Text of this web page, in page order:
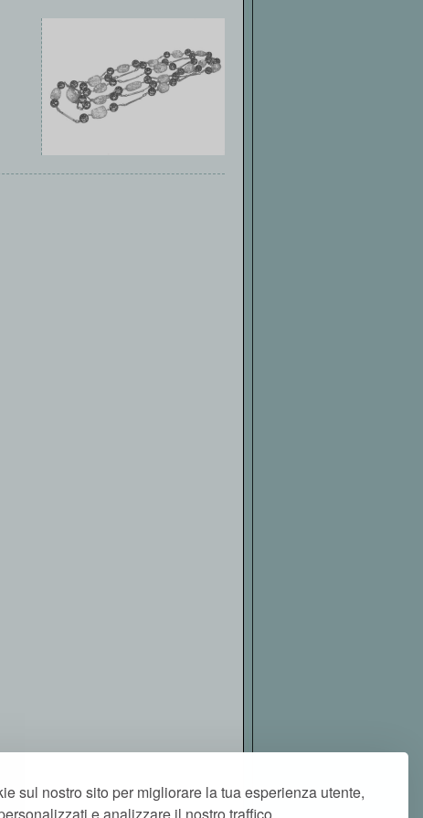
sul nostro sito per migliorare la tua esperienza utente,